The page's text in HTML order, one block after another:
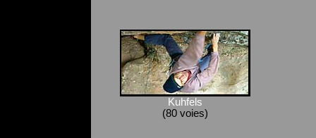
Kuhfels
(80 voies)